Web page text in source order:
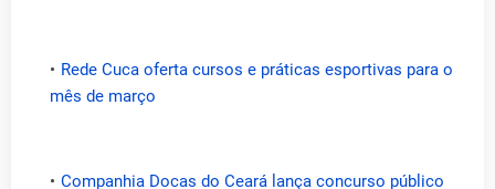
Rede Cuca oferta cursos e práticas esportivas para o
mês de março
Companhia Docas do Ceará lança concurso público